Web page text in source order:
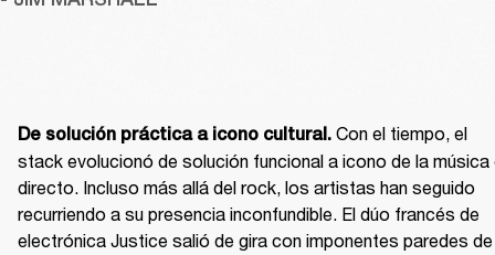
De solución práctica a icono cultural. Con el tiempo, el
stack evolucionó de solución funcional a icono de la música
directo. Incluso más allá del rock, los artistas han seguido
recurriendo a su presencia inconfundible. El dúo francés de
electrónica Justice salió de gira con imponentes paredes de